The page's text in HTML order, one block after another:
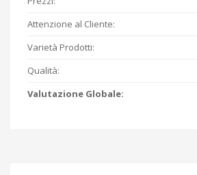
Attenzione al Cliente:
Varietà Prodotti:
Qualità:
Valutazione Globale: